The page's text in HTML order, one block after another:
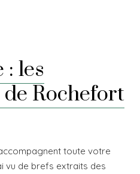
: les
Rochefort
toute votre
vu de brefs extraits des